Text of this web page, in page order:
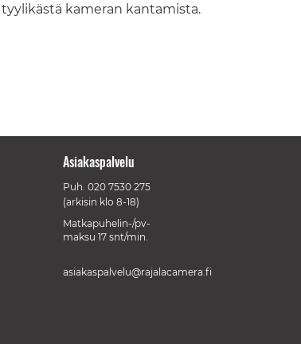
kameran kantamista.
Asiakaspalvelu
Puh. 020 7530 275
(arkisin klo 8-18)
Matkapuhelin-/pv-
maksu 17 snt/min.
asiakaspalvelu@rajalacamera.fi